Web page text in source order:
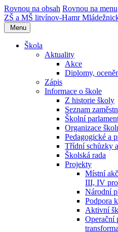
Rovnou na obsah Rovnou na menu
ZŠ a MŠ litvínov-Hamr
Menu
Škola
Aktuality
Akce
Diplomy,
Zápis
Informace o škole
Z historie školy
Seznam
Školní
Organizace
Pedagogické a
Třídní schůzky
Školská rada
Projekty
Místní
III, IV
Národní
Podpora
Aktivní
Operační